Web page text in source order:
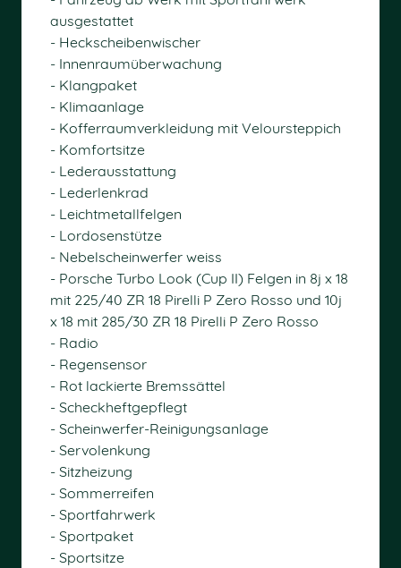
ausgestattet
- Heckscheibenwischer
- Innenraumüberwachung
- Klangpaket
- Klimaanlage
- Kofferraumverkleidung mit Veloursteppich
- Komfortsitze
- Lederausstattung
- Lederlenkrad
- Leichtmetallfelgen
- Lordosenstütze
- Nebelscheinwerfer weiss
- Porsche Turbo Look (Cup II) Felgen in 8j x 18
mit 225/40 ZR 18 Pirelli P Zero Rosso und 10j
x 18 mit 285/30 ZR 18 Pirelli P Zero Rosso
- Radio
- Regensensor
- Rot lackierte Bremssättel
- Scheckheftgepflegt
- Scheinwerfer-Reinigungsanlage
- Servolenkung
- Sitzheizung
- Sommerreifen
- Sportfahrwerk
- Sportpaket
- Sportsitze